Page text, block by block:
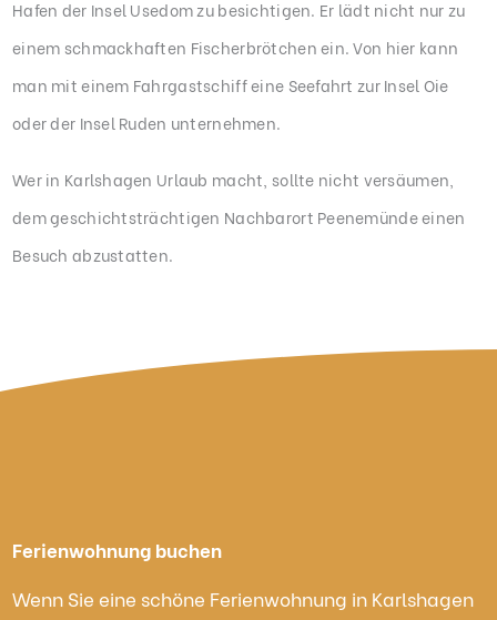
Hafen der Insel Usedom zu besichtigen. Er lädt nicht nur zu
einem schmackhaften Fischerbrötchen ein. Von hier kann
man mit einem Fahrgastschiff eine Seefahrt zur Insel Oie
oder der Insel Ruden unternehmen.
Wer in Karlshagen Urlaub macht, sollte nicht versäumen,
dem geschichtsträchtigen Nachbarort Peenemünde einen
Besuch abzustatten.
Ferienwohnung buchen
Wenn Sie eine schöne Ferienwohnung in Karlshagen